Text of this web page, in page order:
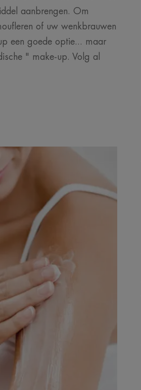
aanbrengen. Om
of uw wenkbrauwen
een goede optie... maar
" make-up. Volg al